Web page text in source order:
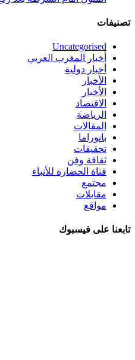
تصنيفات
Uncategorised
أخبار المغرب العربي
أخبار دولية
الأخبار
الأخبار
الاقتصاد
الرياضة
المقالات
بانوراما
تحقيقات
ثقافة وفن
قناة الحضارة للأنباء
مجتمع
مقابلات
مواقع
تابعنا على فيسبوك